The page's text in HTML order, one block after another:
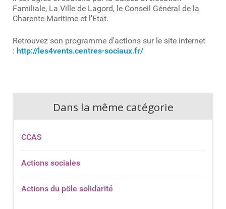
Familiale, La Ville de Lagord, le Conseil Général de la
Charente-Maritime et l'Etat.
Retrouvez son programme d'actions sur le site internet
: http://les4vents.centres-sociaux.fr/
Dans la même catégorie
CCAS
Actions sociales
Actions du pôle solidarité